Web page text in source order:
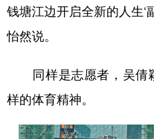
钱塘江边开启全新的人生‘
怡然说。
同样是志愿者，吴倩
样的体育精神。